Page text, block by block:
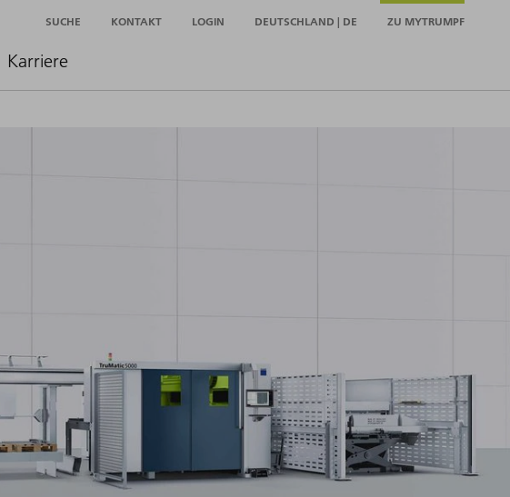
Karriere
SUCHE KONTAKT LOGIN DEUTSCHLAND | DE ZU MYTRUMPF